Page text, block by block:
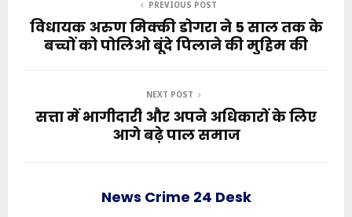
PREVIOUS POST
विधायक अरुण मिक्की डोगरा ने 5 साल तक के
बच्चों को पोलिओ बूंदे पिलाने की मुहिम की
NEXT POST
सत्ता में भागीदारी और अपने अधिकारों के लिए
आगे बढ़े पाल समाज
News Crime 24 Desk